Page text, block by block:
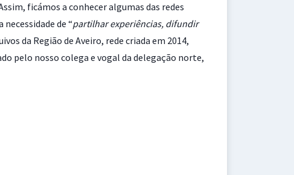
ficámos a conhecer algumas das redes
de “partilhar experiências, difundir
da Região de Aveiro, rede criada em 2014,
pelo nosso colega e vogal da delegação norte,